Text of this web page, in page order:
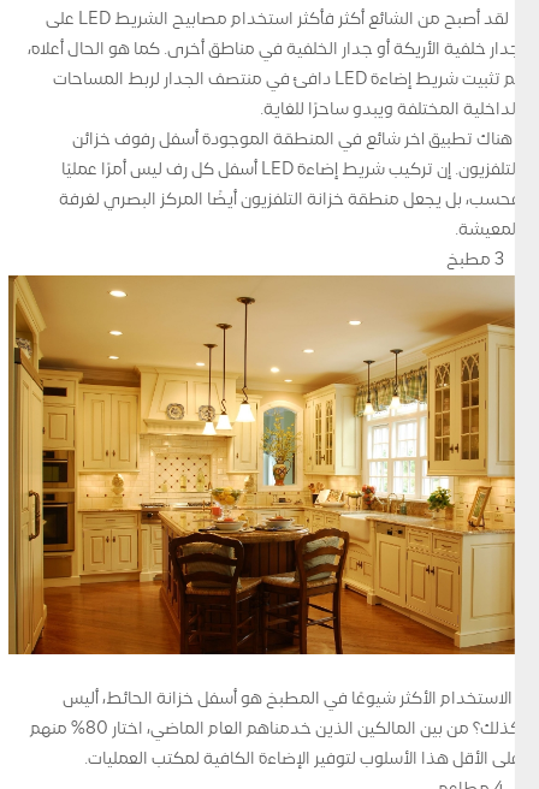
• لقد أصبح من الشائع أكثر فأكثر استخدام مصابيح الشريط LED على
جدار خلفية الأريكة أو جدار الخلفية في مناطق أخرى. كما هو الحال أعلاه،
تم تثبيت شريط إضاءة LED دافئ في منتصف الجدار لربط المساحات
الداخلية المختلفة ويبدو ساحرًا للغاية.
•هناك تطبيق آخر شائع في المنطقة الموجودة أسفل رفوف خزائن
التلفزيون. إن تركيب شريط إضاءة LED أسفل كل رف ليس أمرًا عمليًا
فحسب، بل يجعل منطقة خزانة التلفزيون أيضًا المركز البصري لغرفة
المعيشة.
•الاستخدام الأكثر شيوعًا في المطبخ هو أسفل خزانة الحائط، أليس
كذلك؟ من بين المالكين الذين خدمناهم العام الماضي، اختار 80% منهم
على الأقل هذا الأسلوب لتوفير الإضاءة الكافية لمكتب العمليات.